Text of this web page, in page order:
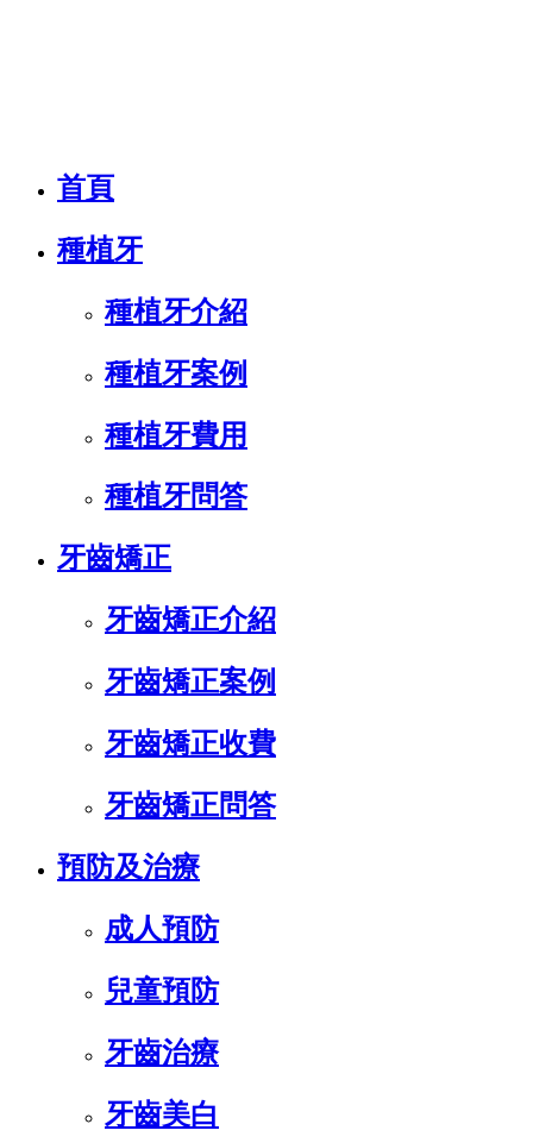
首頁
種植⽛
種植牙介紹
種植牙案例
種植牙費用
種植牙問答
牙齒矯正
牙齒矯正介紹
牙齒矯正案例
牙齒矯正收費
牙齒矯正問答
預防及治療
成人預防
兒童預防
牙齒治療
牙齒美白